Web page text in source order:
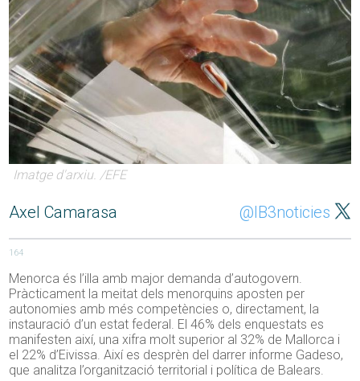
Imatge d'arxiu. /EFE
Axel Camarasa @IB3noticies
164
Menorca és l’illa amb major demanda d’autogovern.
Pràcticament la meitat dels menorquins aposten per
autonomies amb més competències o, directament, la
instauració d’un estat federal. El 46% dels enquestats es
manifesten així, una xifra molt superior al 32% de Mallorca i
el 22% d’Eivissa. Així es desprèn del darrer informe Gadeso,
que analitza l’organització territorial i política de Balears.